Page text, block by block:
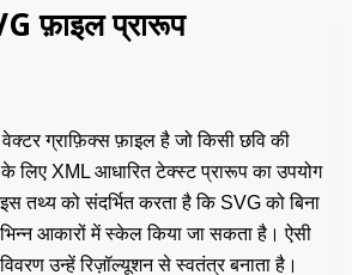
फ़ाइल प्रारूप
ग्राफ़िक्स फ़ाइल है जो किसी छवि की
लिए XML आधारित टेक्स्ट प्रारूप का उपयोग
तथ्य को संदर्भित करता है कि SVG को बिना
आकारों में स्केल किया जा सकता है। ऐसी
उन्हें रिज़ॉल्यूशन से स्वतंत्र बनाता है।